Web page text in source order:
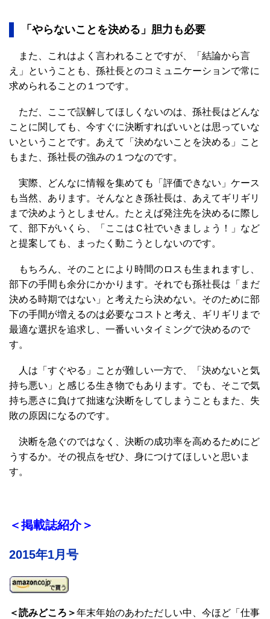
「やらないことを決める」胆力も必要
また、これはよく言われることですが、「結論から言
え」ということも、孫社長とのコミュニケーションで常に
求められることの１つです。
ただ、ここで誤解してほしくないのは、孫社長はどんな
ことに関しても、今すぐに決断すればいいとは思っていな
いということです。あえて「決めないことを決める」こと
もまた、孫社長の強みの１つなのです。
実際、どんなに情報を集めても「評価できない」ケース
も当然、あります。そんなとき孫社長は、あえてギリギリ
まで決めようとしません。たとえば発注先を決めるに際し
て、部下がいくら、「ここはＣ社でいきましょう！」など
と提案しても、まったく動こうとしないのです。
もちろん、そのことにより時間のロスも生まれますし、
部下の手間も余分にかかります。それでも孫社長は「まだ
決める時期ではない」と考えたら決めない。そのために部
下の手間が増えるのは必要なコストと考え、ギリギリまで
最適な選択を追求し、一番いいタイミングで決めるので
す。
人は「すぐやる」ことが難しい一方で、「決めないと気
持ち悪い」と感じる生き物でもあります。でも、そこで気
持ち悪さに負けて拙速な決断をしてしまうこともまた、失
敗の原因になるのです。
決断を急ぐのではなく、決断の成功率を高めるためにど
うするか。その視点をぜひ、身につけてほしいと思いま
す。
＜掲載誌紹介＞
2015年1月号
＜読みどころ＞年末年始のあわただしい中、今ほど「仕事